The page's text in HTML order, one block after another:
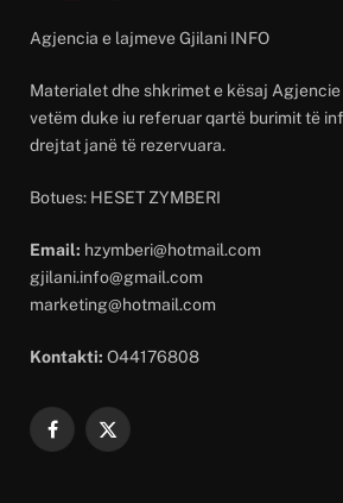
Agjencia e lajmeve Gjilani INFO
Materialet dhe shkrimet e kësaj
vetëm duke iu referuar qartë burimit të
drejtat janë të rezervuara.
Botues: HESET ZYMBERI
Email: hzymberi@hotmail.com
gjilani.info@gmail.com
marketing@hotmail.com
Kontakti: O44176808
Facebook
X